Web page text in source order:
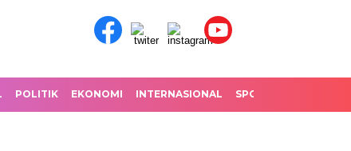
POLITIK EKONOMI INTERNASIONAL SPORT